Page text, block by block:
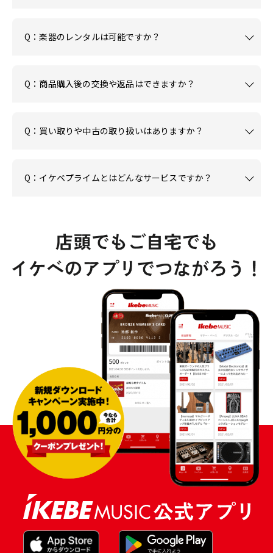
Q：楽器のレンタルは可能ですか？
Q：商品購入後の交換や返品はできますか？
Q：買い取りや中古の取り扱いはありますか？
Q：イケベプライムとはどんなサービスですか？